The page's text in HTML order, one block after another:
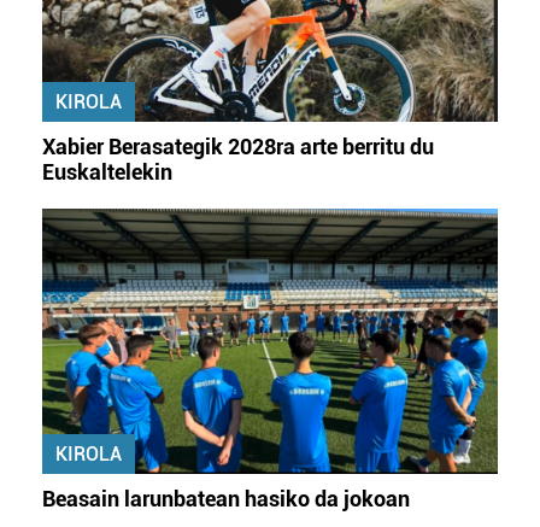
KIROLA
Xabier Berasategik 2028ra arte berritu du
Euskaltelekin
KIROLA
Beasain larunbatean hasiko da jokoan